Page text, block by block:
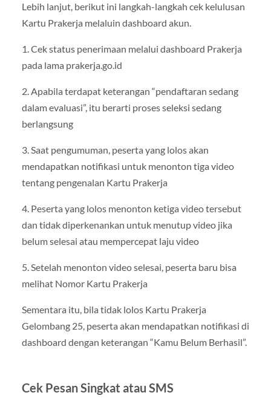
Lebih lanjut, berikut ini langkah-langkah cek kelulusan
Kartu Prakerja melaluin dashboard akun.
1. Cek status penerimaan melalui dashboard Prakerja
pada lama prakerja.go.id
2. Apabila terdapat keterangan “pendaftaran sedang
dalam evaluasi”, itu berarti proses seleksi sedang
berlangsung
3. Saat pengumuman, peserta yang lolos akan
mendapatkan notifikasi untuk menonton tiga video
tentang pengenalan Kartu Prakerja
4. Peserta yang lolos menonton ketiga video tersebut
dan tidak diperkenankan untuk menutup video jika
belum selesai atau mempercepat laju video
5. Setelah menonton video selesai, peserta baru bisa
melihat Nomor Kartu Prakerja
Sementara itu, bila tidak lolos Kartu Prakerja
Gelombang 25, peserta akan mendapatkan notifikasi di
dashboard dengan keterangan “Kamu Belum Berhasil”.
Cek Pesan Singkat atau SMS